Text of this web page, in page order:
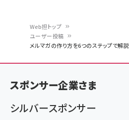
ン
く
ず
Web担トップ
ユーザー投稿
メルマガの作り方を6つのステップで解説
スポンサー企業さま
シルバースポンサー